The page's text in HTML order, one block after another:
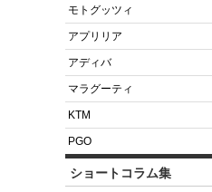
モトグッツィ
アプリリア
アディバ
マラグーティ
KTM
PGO
ショートコラム集